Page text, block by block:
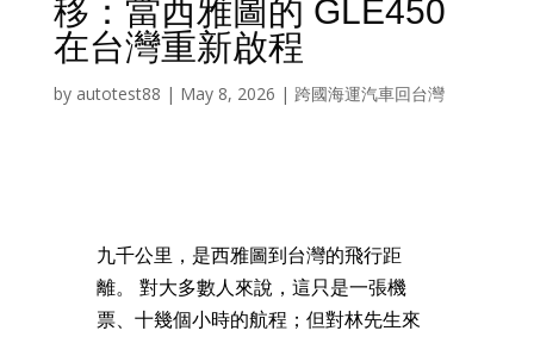
移：當西雅圖的 GLE450
在台灣重新啟程
by autotest88 | May 8, 2026 | 跨國海運汽車回台灣
九千公里，是西雅圖到台灣的飛行距
離。 對大多數人來說，這只是一張機
票、十幾個小時的航程；但對林先生來